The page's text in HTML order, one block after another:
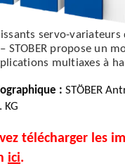
servo-variateurs
STOBER propose un
multiaxes à
: STÖBER
KG
télécharger les
ici.